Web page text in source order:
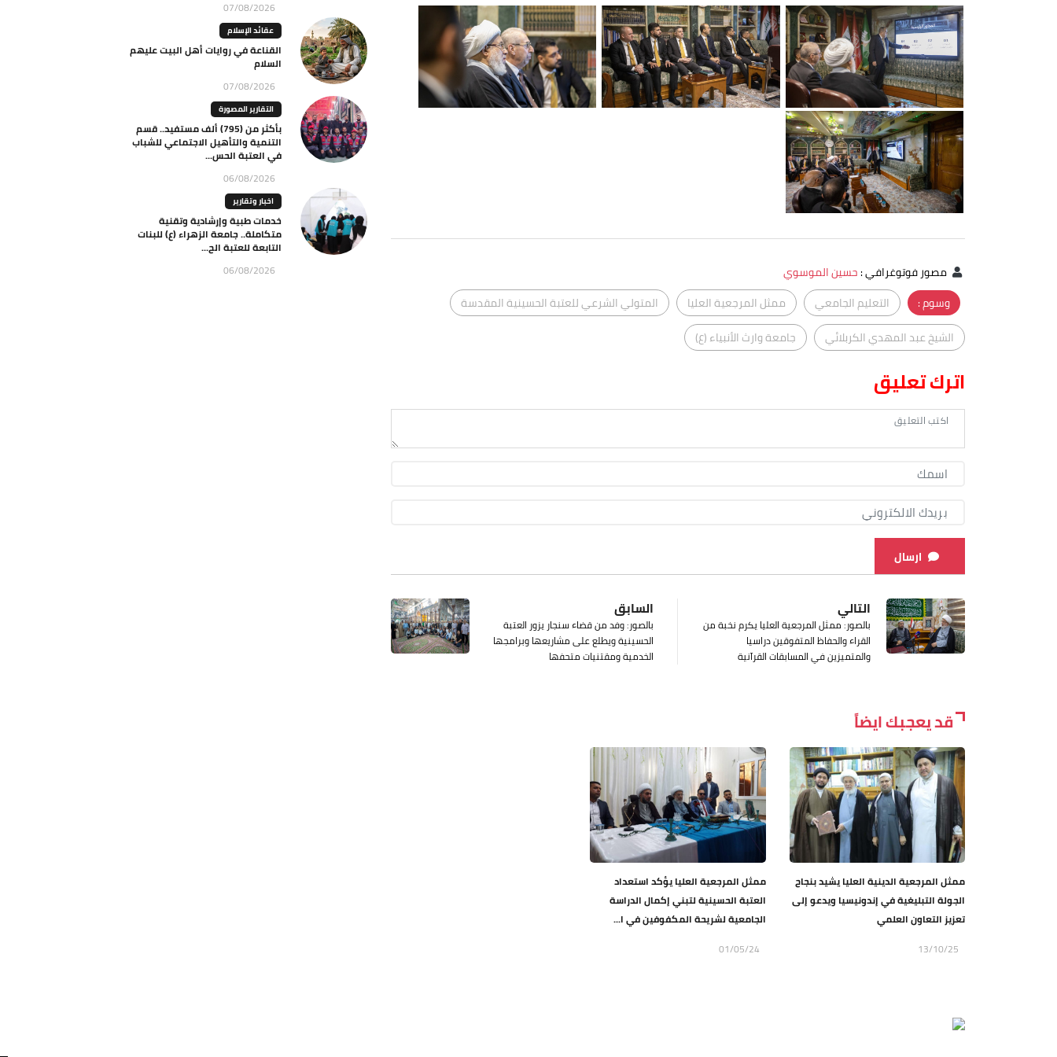
مصور فوتوغرافي:حسين الموسوي
وسوم :
التعليم الجامعي ممثل المرجعية العليا
المتولي الشرعي للعتبة الحسينية المقدسة
الشيخ عبد المهدي الكربلائي
جامعة وارث الأنبياء (ع)
اترك تعليق
ارسال
السابق
بالصور: وفد من قضاء سنجار يزور العتبة
الحسينية ويطلع على مشاريعها وبرامجها
الخدمية ومقتنيات متحفها
التالي
بالصور: ممثل المرجعية العليا يكرم نخبة من
القراء والحفاظ المتفوقين دراسيا
والمتميزين في المسابقات القرآنية
قد يعجبك ايضاً
ممثل المرجعية الدينية العليا يشيد بنجاح
الجولة التبليغية في إندونيسيا ويدعو إلى
تعزيز التعاون العلمي
13/10/25
ممثل المرجعية العليا يؤكد استعداد
العتبة الحسينية لتبني إكمال الدراسة
الجامعية لشريحة المكفوفين في ا...
01/05/24
07/08/2026
عقائد الإسلام
القناعة في روايات أهل البيت عليهم
السلام
07/08/2026
التقارير المصورة
بأكثر من (795) ألف مستفيد.. قسم
التنمية والتأهيل الاجتماعي للشباب
في العتبة الحس...
06/08/2026
اخبار وتقارير
خدمات طبية وإرشادية وتقنية
متكاملة.. جامعة الزهراء (ع) للبنات
التابعة للعتبة الح...
06/08/2026